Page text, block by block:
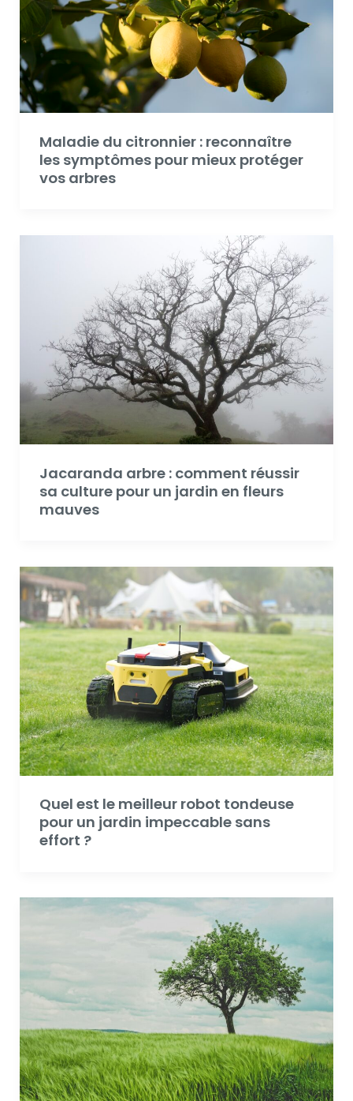
Maladie du citronnier : reconnaître
les symptômes pour mieux protéger
vos arbres
Jacaranda arbre : comment réussir
sa culture pour un jardin en fleurs
mauves
Quel est le meilleur robot tondeuse
pour un jardin impeccable sans
effort ?